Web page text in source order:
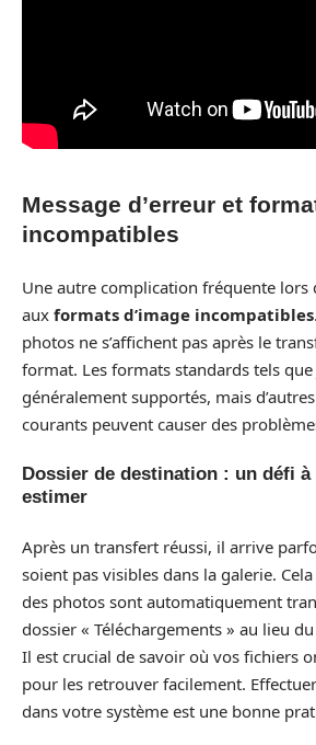
Message d’erreur et
incompatibles
Une autre complication fréquente lors
aux formats d’image incompatibles
photos ne s’affichent pas après le
format. Les formats standards tels que
généralement supportés, mais
courants peuvent causer des
Dossier de destination : un défi à
estimer
Après un transfert réussi, il arrive
soient pas visibles dans la galerie.
des photos sont automatiquement
dossier « Téléchargements » au lieu
Il est crucial de savoir où vos fichiers
pour les retrouver facilement.
dans votre système est une bonne